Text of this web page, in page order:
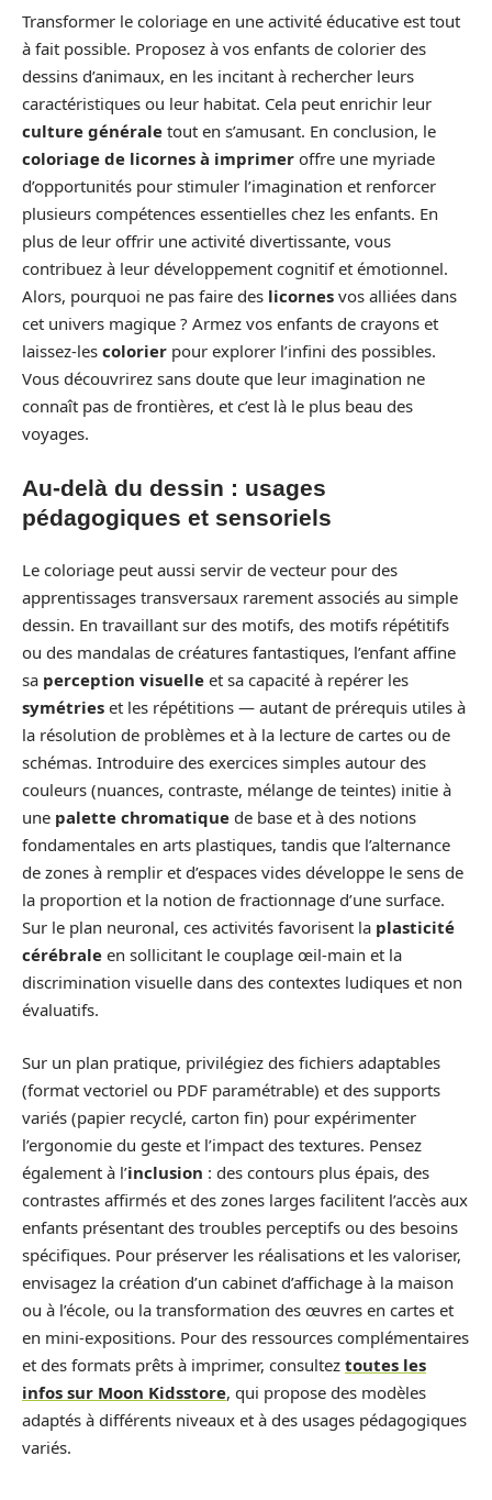
Transformer le coloriage en une activité éducative est tout
à fait possible. Proposez à vos enfants de colorier des
dessins d’animaux, en les incitant à rechercher leurs
caractéristiques ou leur habitat. Cela peut enrichir leur
culture générale tout en s’amusant. En conclusion, le
coloriage de licornes à imprimer offre une myriade
d’opportunités pour stimuler l’imagination et renforcer
plusieurs compétences essentielles chez les enfants. En
plus de leur offrir une activité divertissante, vous
contribuez à leur développement cognitif et émotionnel.
Alors, pourquoi ne pas faire des licornes vos alliées dans
cet univers magique ? Armez vos enfants de crayons et
laissez-les colorier pour explorer l’infini des possibles.
Vous découvrirez sans doute que leur imagination ne
connaît pas de frontières, et c’est là le plus beau des
voyages.
Au‑delà du dessin : usages
pédagogiques et sensoriels
Le coloriage peut aussi servir de vecteur pour des
apprentissages transversaux rarement associés au simple
dessin. En travaillant sur des motifs, des motifs répétitifs
ou des mandalas de créatures fantastiques, l’enfant affine
sa perception visuelle et sa capacité à repérer les
symétries et les répétitions — autant de prérequis utiles à
la résolution de problèmes et à la lecture de cartes ou de
schémas. Introduire des exercices simples autour des
couleurs (nuances, contraste, mélange de teintes) initie à
une palette chromatique de base et à des notions
fondamentales en arts plastiques, tandis que l’alternance
de zones à remplir et d’espaces vides développe le sens de
la proportion et la notion de fractionnage d’une surface.
Sur le plan neuronal, ces activités favorisent la plasticité
cérébrale en sollicitant le couplage œil‑main et la
discrimination visuelle dans des contextes ludiques et non
évaluatifs.
Sur un plan pratique, privilégiez des fichiers adaptables
(format vectoriel ou PDF paramétrable) et des supports
variés (papier recyclé, carton fin) pour expérimenter
l’ergonomie du geste et l’impact des textures. Pensez
également à l’inclusion : des contours plus épais, des
contrastes affirmés et des zones larges facilitent l’accès aux
enfants présentant des troubles perceptifs ou des besoins
spécifiques. Pour préserver les réalisations et les valoriser,
envisagez la création d’un cabinet d’affichage à la maison
ou à l’école, ou la transformation des œuvres en cartes et
en mini‑expositions. Pour des ressources complémentaires
et des formats prêts à imprimer, consultez toutes les
infos sur Moon Kidsstore, qui propose des modèles
adaptés à différents niveaux et à des usages pédagogiques
variés.